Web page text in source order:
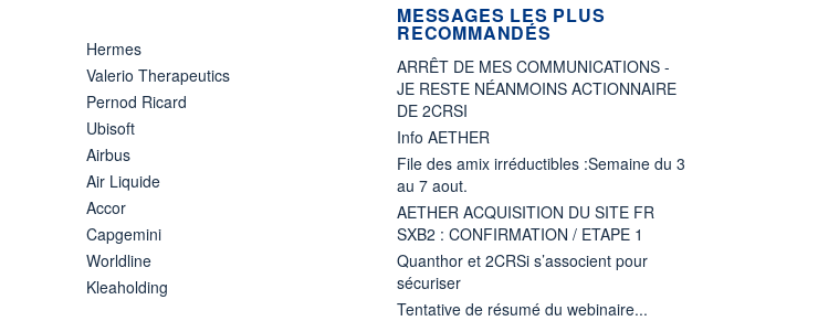
Hermes
Valerio Therapeutics
Pernod Ricard
Ubisoft
Airbus
Air Liquide
Accor
Capgemini
Worldline
Kleaholding
MESSAGES LES PLUS
RECOMMANDÉS
ARRÊT DE MES COMMUNICATIONS -
JE RESTE NÉANMOINS ACTIONNAIRE
DE 2CRSI
Info AETHER
File des amix irréductibles :Semaine du 3
au 7 aout.
AETHER ACQUISITION DU SITE FR
SXB2 : CONFIRMATION / ETAPE 1
Quanthor et 2CRSi s’associent pour
sécuriser
Tentative de résumé du webinaire...